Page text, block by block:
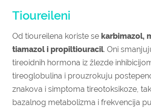
Tioureileni
Od tioureilena koriste se karbimazol,
tiamazol i propiltiouracil. Oni
tireoidnih hormona iz žlezde
tireoglobulina i prouzrokuju
znakova i simptoma tireotoksikoze,
bazalnog metabolizma i frekvencija